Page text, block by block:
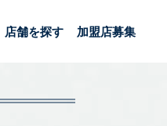
店舗を探す 加盟店募集